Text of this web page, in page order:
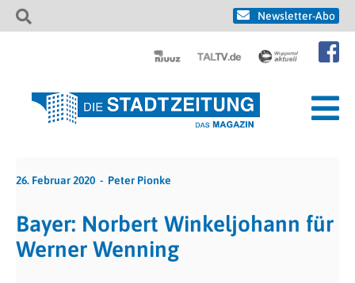
Newsletter-Abo
26. Februar 2020 Peter Pionke
Bayer: Norbert Winkeljohann für
Werner Wenning